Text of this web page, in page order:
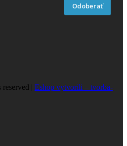
Odoberať
| Eshop vytvorili – tvorba-